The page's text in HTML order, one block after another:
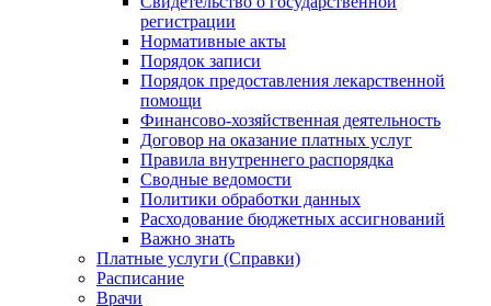
регистрации
Нормативные акты
Порядок записи
Порядок предоставления лекарственной
помощи
Финансово-хозяйственная деятельность
Договор на оказание платных услуг
Правила внутреннего распорядка
Сводные ведомости
Политики обработки данных
Расходование бюджетных ассигнований
Важно знать
Платные услуги (Справки)
Расписание
Врачи